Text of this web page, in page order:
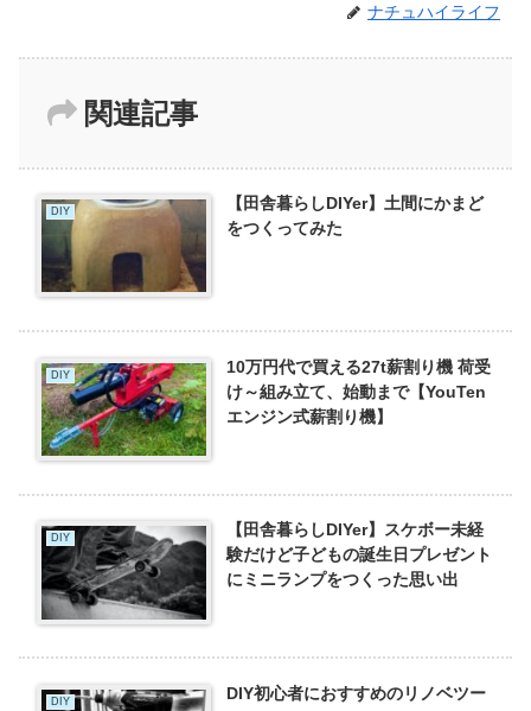
ナチュハイライフ
関連記事
DIY
【田舎暮らしDIYer】土間にかまど
をつくってみた
DIY
10万円代で買える27t薪割り機 荷受
け～組み立て、始動まで【YouTen
エンジン式薪割り機】
DIY
【田舎暮らしDIYer】スケボー未経
験だけど子どもの誕生日プレゼント
にミニランプをつくった思い出
DIY
DIY初心者におすすめのリノベツー